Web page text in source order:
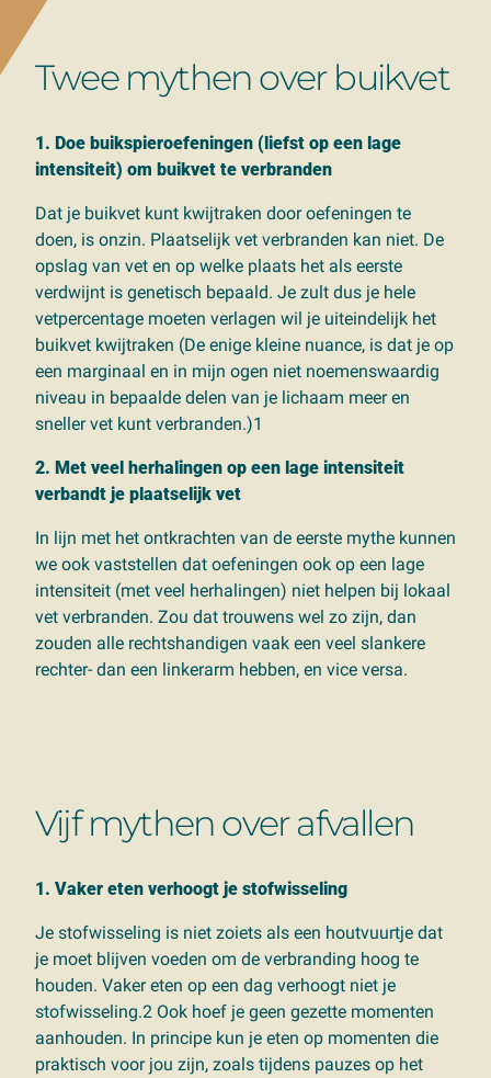
Twee mythen over buikvet
1. Doe buikspieroefeningen (liefst op een lage
intensiteit) om buikvet te verbranden
Dat je buikvet kunt kwijtraken door oefeningen te
doen, is onzin. Plaatselijk vet verbranden kan niet. De
opslag van vet en op welke plaats het als eerste
verdwijnt is genetisch bepaald. Je zult dus je hele
vetpercentage moeten verlagen wil je uiteindelijk het
buikvet kwijtraken (De enige kleine nuance, is dat je op
een marginaal en in mijn ogen niet noemenswaardig
niveau in bepaalde delen van je lichaam meer en
sneller vet kunt verbranden.)1
2. Met veel herhalingen op een lage intensiteit
verbandt je plaatselijk vet
In lijn met het ontkrachten van de eerste mythe kunnen
we ook vaststellen dat oefeningen ook op een lage
intensiteit (met veel herhalingen) niet helpen bij lokaal
vet verbranden. Zou dat trouwens wel zo zijn, dan
zouden alle rechtshandigen vaak een veel slankere
rechter- dan een linkerarm hebben, en vice versa.
Vijf mythen over afvallen
1. Vaker eten verhoogt je stofwisseling
Je stofwisseling is niet zoiets als een houtvuurtje dat
je moet blijven voeden om de verbranding hoog te
houden. Vaker eten op een dag verhoogt niet je
stofwisseling.2 Ook hoef je geen gezette momenten
aanhouden. In principe kun je eten op momenten die
praktisch voor jou zijn, zoals tijdens pauzes op het